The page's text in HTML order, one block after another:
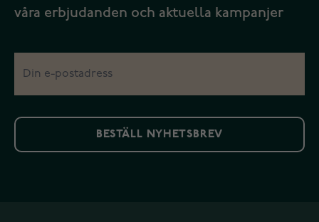
våra erbjudanden och aktuella kampanjer
BESTÄLL NYHETSBREV